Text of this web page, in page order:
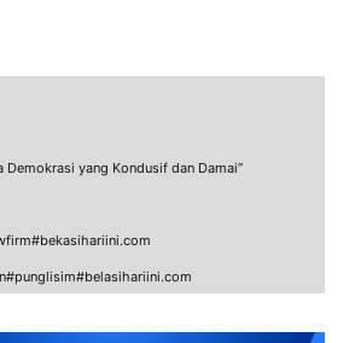
Demokrasi yang Kondusif dan Damai”